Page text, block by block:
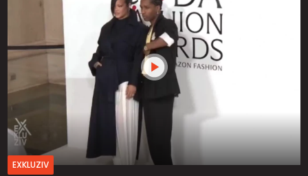
EXKLUZIV